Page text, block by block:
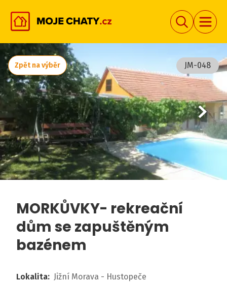
MORKŮVKY- rekreační
dům se zapuštěným
bazénem
Lokalita: Jižní Morava - Hustopeče
Zpět na výběr JM-048